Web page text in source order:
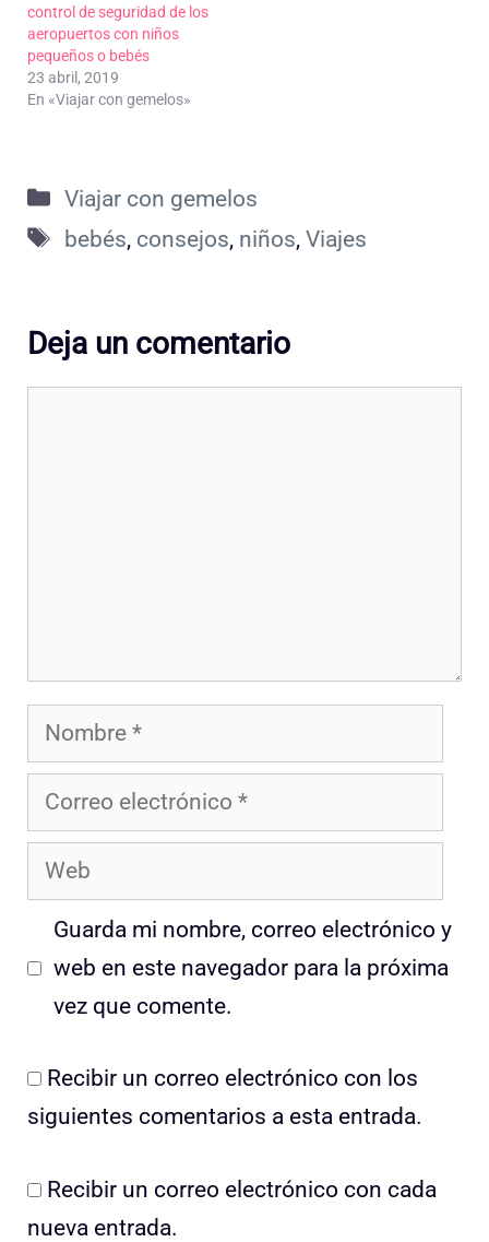
control de seguridad de los
aeropuertos con niños
pequeños o bebés
23 abril, 2019
En «Viajar con gemelos»
Categorías
Viajar con gemelos
Etiquetas
bebés, consejos, niños, Viajes
Deja un comentario
Nombre
Correo
electrónico
Web
Guarda mi nombre, correo electrónico y
web en este navegador para la próxima
vez que comente.
Recibir un correo electrónico con los
siguientes comentarios a esta entrada.
Recibir un correo electrónico con cada
nueva entrada.